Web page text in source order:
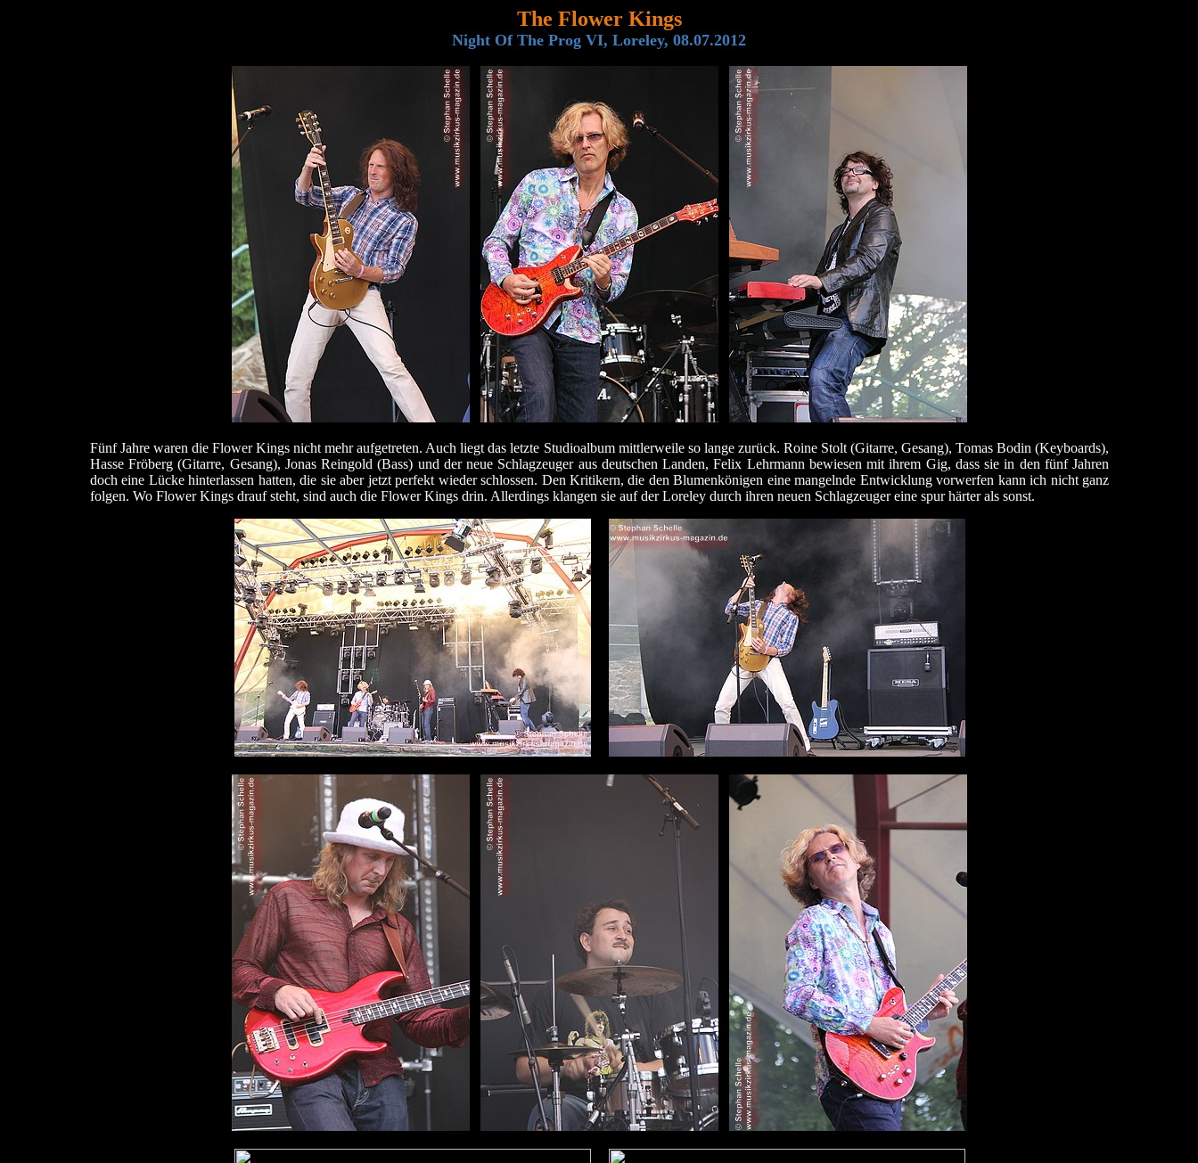
The Flower Kings
Night Of The Prog VI, Loreley, 08.07.2012
Fünf Jahre waren die Flower Kings nicht mehr aufgetreten. Auch liegt das letzte Studioalbum mittlerweile so lange zurück. Roine Stolt (Gitarre, Gesang), Tomas Bodin (Keyboards),
Hasse Fröberg (Gitarre, Gesang), Jonas Reingold (Bass) und der neue Schlagzeuger aus deutschen Landen, Felix Lehrmann bewiesen mit ihrem Gig, dass sie in den fünf Jahren
doch eine Lücke hinterlassen hatten, die sie aber jetzt perfekt wieder schlossen. Den Kritikern, die den Blumenkönigen eine mangelnde Entwicklung vorwerfen kann ich nicht ganz
folgen. Wo Flower Kings drauf steht, sind auch die Flower Kings drin. Allerdings klangen sie auf der Loreley durch ihren neuen Schlagzeuger eine spur härter als sonst.